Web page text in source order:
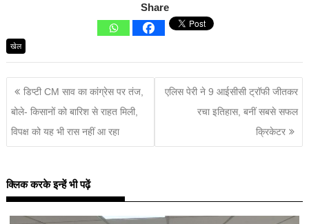
Share
खेल
डिप्टी CM साव का कांग्रेस पर तंज,
बोले- किसानों को बारिश से राहत मिली,
विपक्ष को यह भी रास नहीं आ रहा
एलिस पेरी ने 9 आईसीसी ट्रॉफी जीतकर
रचा इतिहास, बनीं सबसे सफल
क्रिकेटर
क्लिक करके इन्हें भी पढ़ें